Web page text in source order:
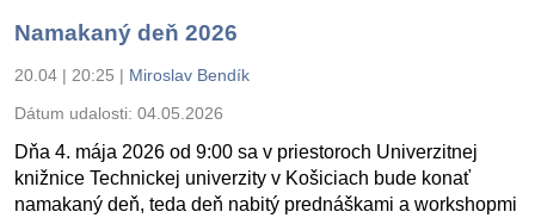
Namakaný deň 2026
20.04 | 20:25 | Miroslav Bendík
Dátum udalosti: 04.05.2026
Dňa 4. mája 2026 od 9:00 sa v priestoroch Univerzitnej
knižnice Technickej univerzity v Košiciach bude konať
namakaný deň, teda deň nabitý prednáškami a workshopmi